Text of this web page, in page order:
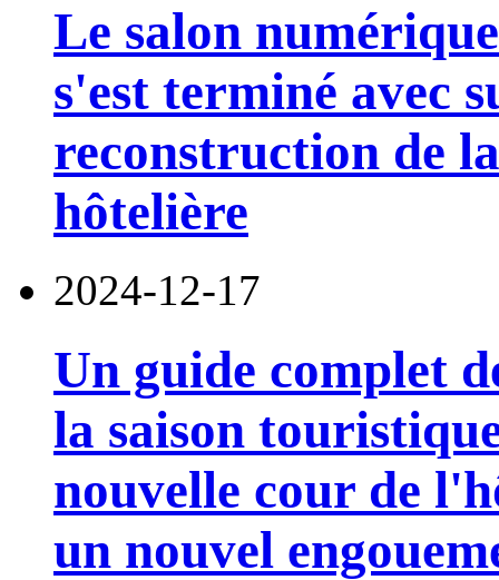
Le salon
s'est terminé avec
reconstruction de
hôtelière
2024-12-17
Un guide complet
la saison
nouvelle cour de
un nouvel